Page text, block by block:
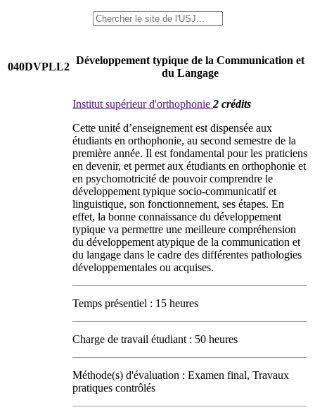
040DVPLL2
Développement typique de la Communication et
du Langage
Institut supérieur d'orthophonie 2 crédits
Cette unité d’enseignement est dispensée aux
étudiants en orthophonie, au second semestre de la
première année. Il est fondamental pour les praticiens
en devenir, et permet aux étudiants en orthophonie et
en psychomotricité de pouvoir comprendre le
développement typique socio-communicatif et
linguistique, son fonctionnement, ses étapes. En
effet, la bonne connaissance du développement
typique va permettre une meilleure compréhension
du développement atypique de la communication et
du langage dans le cadre des différentes pathologies
développementales ou acquises.
Temps présentiel : 15 heures
Charge de travail étudiant : 50 heures
Méthode(s) d'évaluation : Examen final, Travaux
pratiques contrôlés